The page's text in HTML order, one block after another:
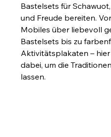
Bastelsets für
und Freude bereiten.
Mobiles über liebevoll
Bastelsets bis zu
Aktivitätsplakaten –
dabei, um die
lassen.